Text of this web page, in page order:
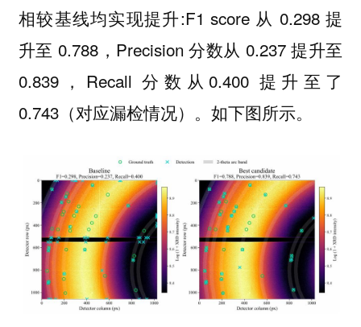
相较基线均实现提升:F1 score 从 0.298 提
升至 0.788，Precision 分数从 0.237 提升至
0.839，Recall 分数从0.400 提升至了
0.743（对应漏检情况）。如下图所示。